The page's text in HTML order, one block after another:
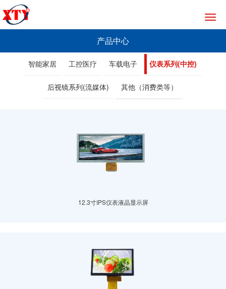
切
换
产品中心
智能家居 工控医疗 车载电子 仪表系列(中控)
后视镜系列(流媒体) 其他（消费类等）
12.3寸IPS仪表液晶显示屏